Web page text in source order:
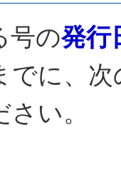
号の発行
でに、
い。